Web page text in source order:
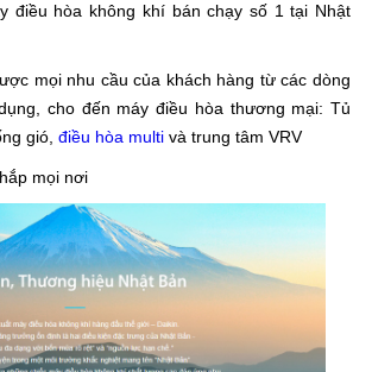
điều hòa không khí bán chạy số 1 tại Nhật
mọi nhu cầu của khách hàng từ các dòng
cho đến máy điều hòa thương mại: Tủ
gió, điều hòa multi và trung tâm VRV
mọi nơi